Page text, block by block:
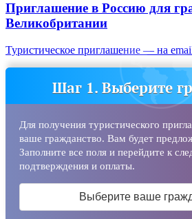
Приглашение в Россию для
Великобритании
Туристическое приглашение — на
Шаг 1. Выберите
Для получения туристического
ваше гражданство. Вам будет
Заполните все поля и перейдите к
подтверждения и оплаты.
Выберите ваше